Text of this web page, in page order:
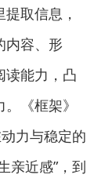
取信息，
内容、形
读能力，凸
《框架》
力与稳定的
亲近感”，到